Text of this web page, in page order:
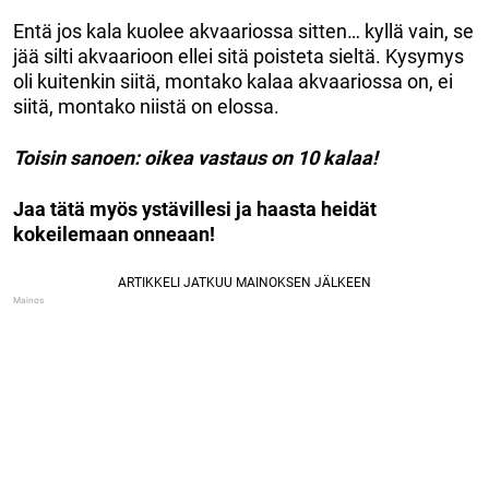
Entä jos kala kuolee akvaariossa sitten… kyllä vain, se
jää silti akvaarioon ellei sitä poisteta sieltä. Kysymys
oli kuitenkin siitä, montako kalaa akvaariossa on, ei
siitä, montako niistä on elossa.
Toisin sanoen: oikea vastaus on 10 kalaa!
Jaa tätä myös ystävillesi ja haasta heidät
kokeilemaan onneaan!